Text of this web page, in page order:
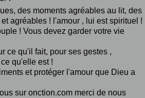
des moments agréables au lit, des
agréables ! l'amour , lui est spirituel !
! Vous devez garder votre vie
ce qu'il fait, pour ses gestes ,
qu'elle est !
et protéger l'amour que Dieu a
sur onction.com merci de nous